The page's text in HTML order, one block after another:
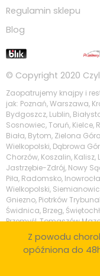
Regulamin sklepu
Blog
© Copyright 2020
Zaopatrujemy knajpy i
jak: Poznań, Warszawa,
Bydgoszcz, Lublin,
Sosnowiec, Toruń, Kielce,
Biała, Bytom, Zielona
Wielkopolski, Dąbrowa
Chorzów, Koszalin,
Jastrzębie-Zdrój, Nowy
Piła, Radomsko,
Wielkopolski,
Gniezno, Piotrków
Świdnica, Brzeg,
Przemyśl, Tomaszów
Tarnobrzeg, Krosno,
Śląski, Stalowa Wola,
Otwock, Ostrów
Swarzędz, Brzesko,
Z powodu
opóźniona do